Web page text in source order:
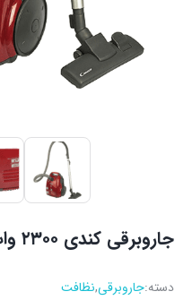
جاروبرقی کندی ۲۳۰۰ وات مدل KCSR2300135
دسته:جاروبرقی,نظافت